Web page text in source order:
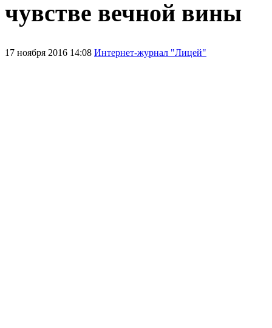
чувстве вечной вины
17 ноября 2016 14:08 Интернет-журнал "Лицей"